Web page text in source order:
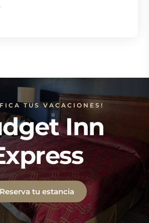
TUS VACACIONES!
Inn
Reserva tu estancia